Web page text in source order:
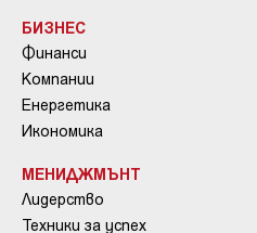
БИЗНЕС
Финанси
Компании
Енергетика
Икономика
МЕНИДЖМЪНТ
Лидерство
Техники за успех